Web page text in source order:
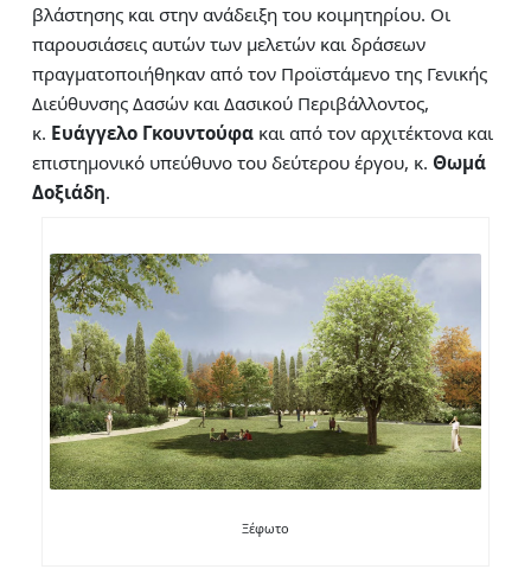
βλάστησης και στην ανάδειξη του κοιμητηρίου. Οι
παρουσιάσεις αυτών των μελετών και δράσεων
πραγματοποιήθηκαν από τον Προϊστάμενο της Γενικής
Διεύθυνσης Δασών και Δασικού Περιβάλλοντος,
κ. Ευάγγελο Γκουντούφα και από τον αρχιτέκτονα και
επιστημονικό υπεύθυνο του δεύτερου έργου, κ. Θωμά
Δοξιάδη.
Ξέφωτο